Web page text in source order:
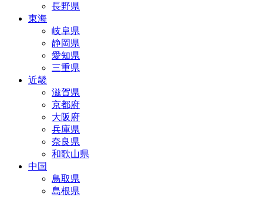
長野県
東海
岐阜県
静岡県
愛知県
三重県
近畿
滋賀県
京都府
大阪府
兵庫県
奈良県
和歌山県
中国
鳥取県
島根県